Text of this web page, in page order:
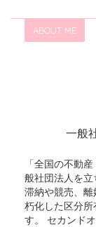
ABOUT ME
一般
「全国の不動
般社団法人を
滞納や競売、
朽化した区分所
す。 セカンド